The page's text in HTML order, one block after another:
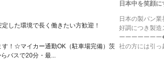
した環境で長く働きたい方歓迎！
！☆マイカー通勤OK（駐車場完備）茨
バスで20分・最...
日本中を笑顔
日本の製パン
好調につき製造
ーーーーーー
社の方には引